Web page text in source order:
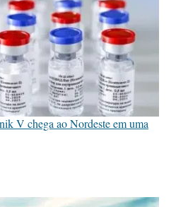
V chega ao Nordeste em uma